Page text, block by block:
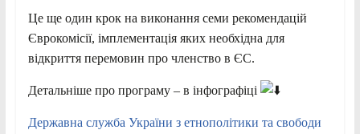
Це ще один крок на виконання семи рекомендацій
Єврокомісії, імплементація яких необхідна для
відкриття перемовин про членство в ЄС.
Детальніше про програму – в інфографіці
Державна служба України з етнополітики та свободи